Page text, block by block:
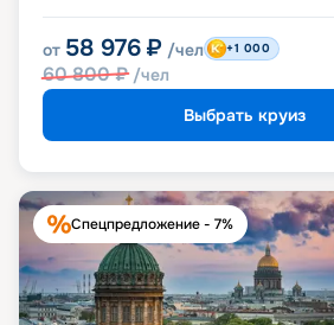
от 58 976 ₽ /чел
60 800₽ /чел
+1 000
Выбрать круиз
Спецпредложение - 7%